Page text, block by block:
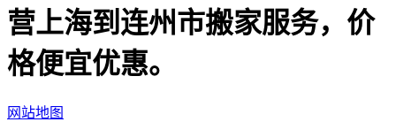
营上海到连州市搬家服务，价
格便宜优惠。
网站地图